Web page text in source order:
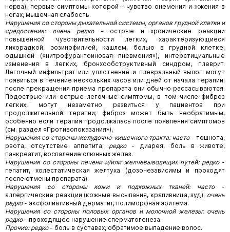
нерва), первые симптомы которой - чувство онемения и жжения в
ногах, мышечная слабость.
Нарушения со стороны дыхательной системы, органов грудной клетки и
средостения: очень редко- острые и хронические реакции
повышенной чувствительности легких, характеризующиеся
лихорадкой, эозинофилией, кашлем, болью в грудной клетке,
одышкой («нитрофурантоиновая пневмония»), интерстициальные
изменения в легких, бронхообструктивный синдром, плеврит.
Легочный инфильтрат или уплотнение и плевральный выпот могут
появиться в течение нескольких часов или дней от начала терапии;
после прекращения приема препарата они обычно рассасываются.
Подострые или острые легочные симптомы, в том числе фиброз
легких, могут незаметно развиться у пациентов при
продолжительной терапии; фиброз может быть необратимым,
особенно если терапия продолжалась после появления симптомов
(см. раздел «Противопоказания»),
Нарушения со стороны желудочно-кишечного тракта: часто- тошнота,
рвота, отсутствие аппетита; редко- диарея, боль в животе,
панкреатит, воспаление слюнных желез.
Нарушения со стороны печени и/или желчевыводящих путей: редко-
гепатит, холестатическая желтуха (дозонезависимы и проходят
после отмены препарата).
Нарушения со стороны кожи и подкожных тканей: часто-
аллергические реакции (кожные высыпания, крапивница, зуд); очень
редко- эксфолиативный дерматит, полиморфная эритема.
Нарушения со стороны половых органов и молочной железы: очень
редко- проходящее нарушение сперматогенеза.
Прочие: редко- боль в суставах, обратимое выпадение волос.